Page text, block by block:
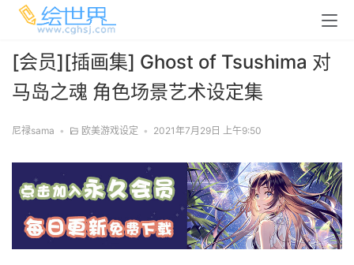
[会员][插画集] Ghost of Tsushima 对
马岛之魂 角色场景艺术设定集
尼禄sama • 欧美游戏设定 • 2021年7月29日 上午9:50